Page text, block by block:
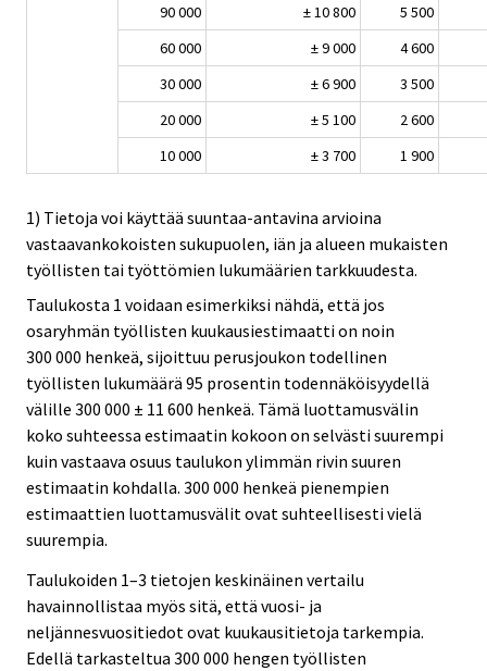
90 000
± 10 800
5 500
60 000
± 9 000
4 600
30 000
± 6 900
3 500
20 000
± 5 100
2 600
10 000
± 3 700 1 900
1) Tietoja voi käyttää suuntaa-antavina arvioina
vastaavankokoisten sukupuolen, iän ja alueen mukaisten
työllisten tai työttömien lukumäärien tarkkuudesta.
Taulukosta 1 voidaan esimerkiksi nähdä, että jos
osaryhmän työllisten kuukausiestimaatti on noin
300 000 henkeä, sijoittuu perusjoukon todellinen
työllisten lukumäärä 95 prosentin todennäköisyydellä
välille 300 000 ± 11 600 henkeä. Tämä luottamusvälin
koko suhteessa estimaatin kokoon on selvästi suurempi
kuin vastaava osuus taulukon ylimmän rivin suuren
estimaatin kohdalla. 300 000 henkeä pienempien
estimaattien luottamusvälit ovat suhteellisesti vielä
suurempia.
Taulukoiden 1–3 tietojen keskinäinen vertailu
havainnollistaa myös sitä, että vuosi- ja
neljännesvuositiedot ovat kuukausitietoja tarkempia.
Edellä tarkasteltua 300 000 hengen työllisten